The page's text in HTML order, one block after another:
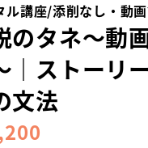
ル講座/添削なし・動
のタネ～動
｜ストーリ
文法